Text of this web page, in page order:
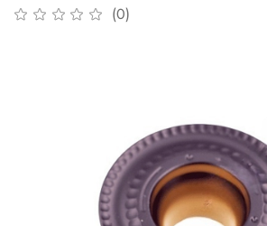
(0)